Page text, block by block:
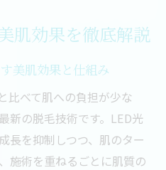
肌効果を徹底解説
美肌効果と仕組み
比べて肌への負担が少な
新の脱毛技術です。LED光
長を抑制しつつ、肌のター
施術を重ねるごとに肌質の